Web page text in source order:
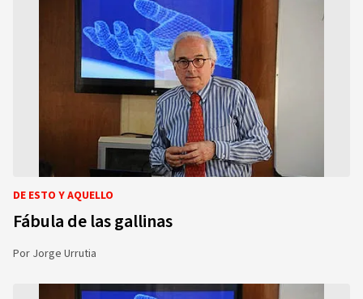
DE ESTO Y AQUELLO
Fábula de las gallinas
Por Jorge Urrutia